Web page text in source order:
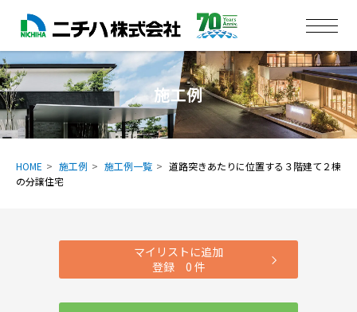
施工例
HOME 施工例 施工例一覧
道路突きあたりに位置する３階建て２棟
の分譲住宅
マイリストに追加
登録 0 件